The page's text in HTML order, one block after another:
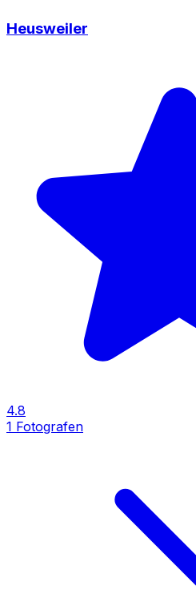
Heusweiler
4.8
1 Fotografen